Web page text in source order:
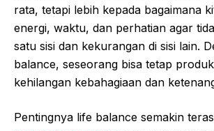
rata, tetapi lebih kepada bagaimana
energi, waktu, dan perhatian agar
satu sisi dan kekurangan di sisi lain.
balance, seseorang bisa tetap
kehilangan kebahagiaan dan
Pentingnya life balance semakin